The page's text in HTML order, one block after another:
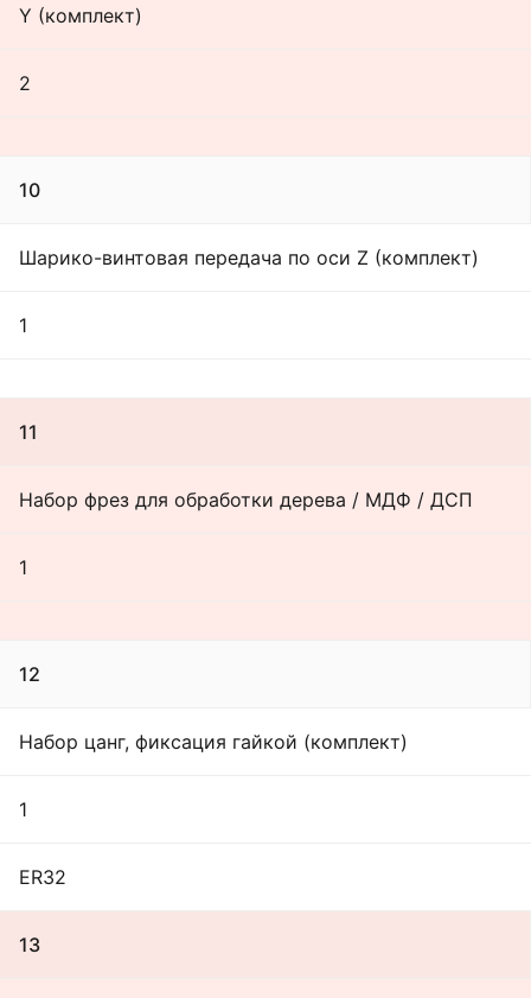
Y (комплект)
2
10
Шарико-винтовая передача по оси Z (комплект)
1
11
Набор фрез для обработки дерева / МДФ / ДСП
1
12
Набор цанг, фиксация гайкой (комплект)
1
ER32
13